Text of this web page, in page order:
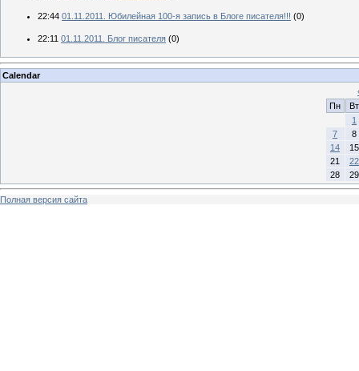
22:44 01.11.2011. Юбилейная 100-я запись в Блоге писателя!!! (0)
22:11 01.11.2011. Блог писателя (0)
Calendar
Пн
Вт
1
7
8
14
15
21
22
28
29
Полная версия сайта